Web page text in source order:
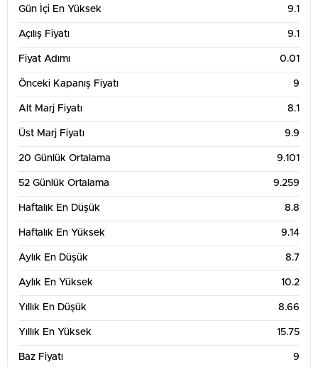
Gün İçi En Yüksek 9.1
Açılış Fiyatı 9.1
Fiyat Adımı 0.01
Önceki Kapanış Fiyatı 9
Alt Marj Fiyatı 8.1
Üst Marj Fiyatı 9.9
20 Günlük Ortalama 9.101
52 Günlük Ortalama 9.259
Haftalık En Düşük 8.8
Haftalık En Yüksek 9.14
Aylık En Düşük 8.7
Aylık En Yüksek 10.2
Yıllık En Düşük 8.66
Yıllık En Yüksek 15.75
Baz Fiyatı 9